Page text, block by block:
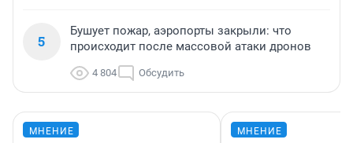
5
Бушует пожар, аэропорты закрыли: что
происходит после массовой атаки дронов
4 804 Обсудить
МНЕНИЕ МНЕНИЕ